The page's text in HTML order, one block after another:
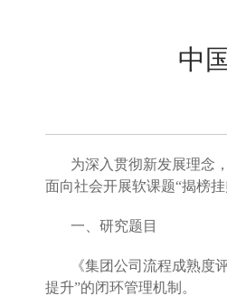
中
为深入贯彻新发展理念
面向社会开展软课题“揭榜
一、研究题目
《集团公司流程成熟
提升”的闭环管理机制。